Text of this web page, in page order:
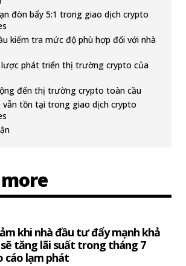
đòn bẩy 5:1 trong giao dịch crypto
kiểm tra mức độ phù hợp đối với nhà
lược phát triển thị trường crypto của
đến thị trường crypto toàn cầu
vẫn tồn tại trong giao dịch crypto
khi nhà đầu tư đẩy mạnh khả
sẽ tăng lãi suất trong tháng 7
cáo lạm phát